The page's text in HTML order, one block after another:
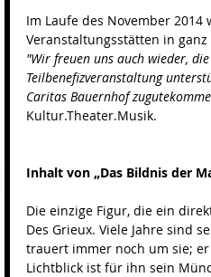
Im Laufe des November
Veranstaltungsstätten in
"Wir freuen uns auch wieder,
Teilbenefizveranstaltung
Caritas Bauernhof
Kultur.Theater.Musik.
Inhalt von „Das Bildnis der
Die einzige Figur, die ein
Des Grieux. Viele Jahre sind
trauert immer noch um sie;
Lichtblick ist für ihn sein